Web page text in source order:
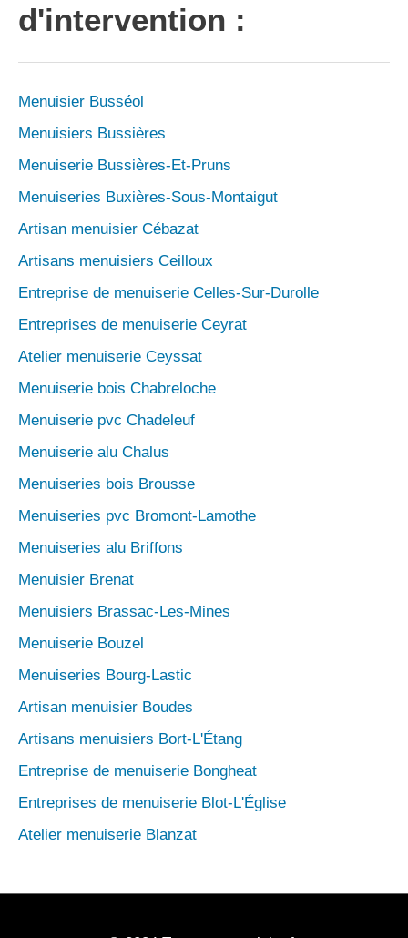
d'intervention :
Menuisier Busséol
Menuisiers Bussières
Menuiserie Bussières-Et-Pruns
Menuiseries Buxières-Sous-Montaigut
Artisan menuisier Cébazat
Artisans menuisiers Ceilloux
Entreprise de menuiserie Celles-Sur-Durolle
Entreprises de menuiserie Ceyrat
Atelier menuiserie Ceyssat
Menuiserie bois Chabreloche
Menuiserie pvc Chadeleuf
Menuiserie alu Chalus
Menuiseries bois Brousse
Menuiseries pvc Bromont-Lamothe
Menuiseries alu Briffons
Menuisier Brenat
Menuisiers Brassac-Les-Mines
Menuiserie Bouzel
Menuiseries Bourg-Lastic
Artisan menuisier Boudes
Artisans menuisiers Bort-L'Étang
Entreprise de menuiserie Bongheat
Entreprises de menuiserie Blot-L'Église
Atelier menuiserie Blanzat